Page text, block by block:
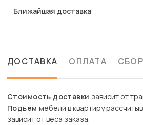
Ближайшая доставка
ДОСТАВКА ОПЛАТА
Стоимость доставки зависит от
Подъем мебели в квартиру
зависит от веса заказа.